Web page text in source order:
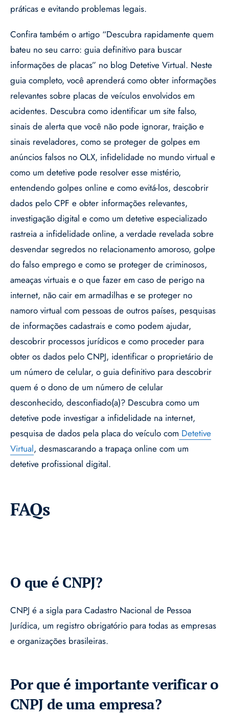
práticas e evitando problemas legais.
Confira também o artigo “Descubra rapidamente quem
bateu no seu carro: guia definitivo para buscar
informações de placas” no blog Detetive Virtual. Neste
guia completo, você aprenderá como obter informações
relevantes sobre placas de veículos envolvidos em
acidentes. Descubra como identificar um site falso,
sinais de alerta que você não pode ignorar, traição e
sinais reveladores, como se proteger de golpes em
anúncios falsos no OLX, infidelidade no mundo virtual e
como um detetive pode resolver esse mistério,
entendendo golpes online e como evitá-los, descobrir
dados pelo CPF e obter informações relevantes,
investigação digital e como um detetive especializado
rastreia a infidelidade online, a verdade revelada sobre
desvendar segredos no relacionamento amoroso, golpe
do falso emprego e como se proteger de criminosos,
ameaças virtuais e o que fazer em caso de perigo na
internet, não cair em armadilhas e se proteger no
namoro virtual com pessoas de outros países, pesquisas
de informações cadastrais e como podem ajudar,
descobrir processos jurídicos e como proceder para
obter os dados pelo CNPJ, identificar o proprietário de
um número de celular, o guia definitivo para descobrir
quem é o dono de um número de celular
desconhecido, desconfiado(a)? Descubra como um
detetive pode investigar a infidelidade na internet,
pesquisa de dados pela placa do veículo com Detetive
Virtual, desmascarando a trapaça online com um
detetive profissional digital.
FAQs
O que é CNPJ?
CNPJ é a sigla para Cadastro Nacional de Pessoa
Jurídica, um registro obrigatório para todas as empresas
e organizações brasileiras.
Por que é importante verificar o
CNPJ de uma empresa?